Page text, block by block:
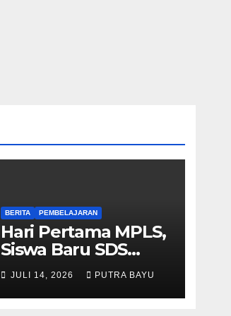
BERITA PEMBELAJARAN
Hari Pertama MPLS,
Siswa Baru SDS
Muhammadiyah 03
Cileungsi Antusias
Ikuti Berbagai
JULI 14, 2026 PUTRA BAYU